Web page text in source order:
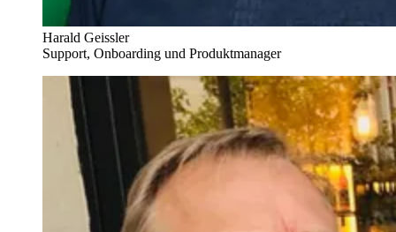
Harald Geissler
Support, Onboarding und Produktmanager